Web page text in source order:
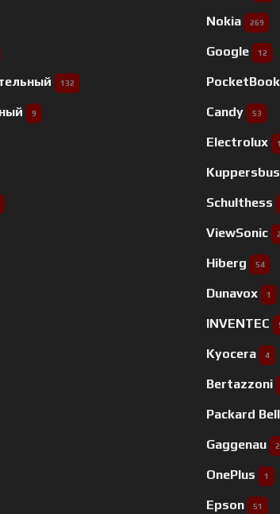
132
9
Nokia 269
Google 12
PocketBook
Candy 53
Electrolux
Schulthess
ViewSonic 2
Hiberg 54
Dunavox 1
INVENTEC
Kyocera 4
Bertazzoni
Packard Bell
Gaggenau 2
OnePlus 1
Epson 51